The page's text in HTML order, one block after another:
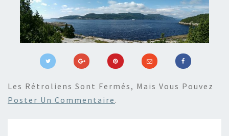
Les Rétroliens Sont Fermés, Mais Vous Pouvez
Poster Un Commentaire .